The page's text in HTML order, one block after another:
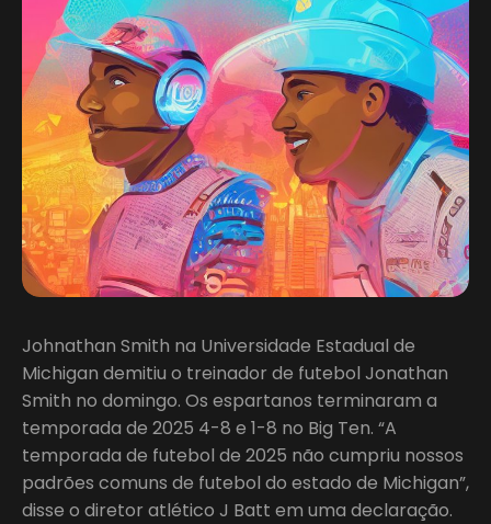
Johnathan Smith na Universidade Estadual de
Michigan demitiu o treinador de futebol Jonathan
Smith no domingo. Os espartanos terminaram a
temporada de 2025 4-8 e 1-8 no Big Ten. “A
temporada de futebol de 2025 não cumpriu nossos
padrões comuns de futebol do estado de Michigan”,
disse o diretor atlético J Batt em uma declaração.